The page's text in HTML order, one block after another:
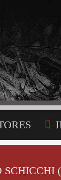
SCHICCHI